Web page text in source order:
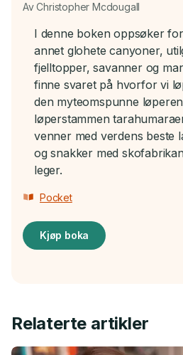
Av Christopher Mcdougall
I denne boken oppsøker
annet glohete canyoner,
fjelltopper, savanner og
finne svaret på hvorfor vi
den myteomspunne
løperstammen
venner med verdens beste
og snakker med
leger.
Pocket
Kjøp boka
Relaterte artikler